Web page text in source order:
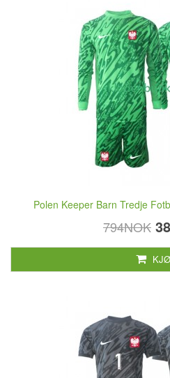
Polen Keeper Barn Tredje
794NOK